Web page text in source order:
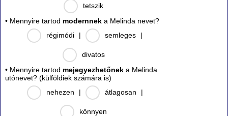
tetszik
• Mennyire tartod modernnek a Melinda nevet?
régimódi
| semleges |
divatos
• Mennyire tartod mejegyezhetőnek a Melinda
utónevet? (külföldiek számára is)
nehezen
| átlagosan |
könnyen